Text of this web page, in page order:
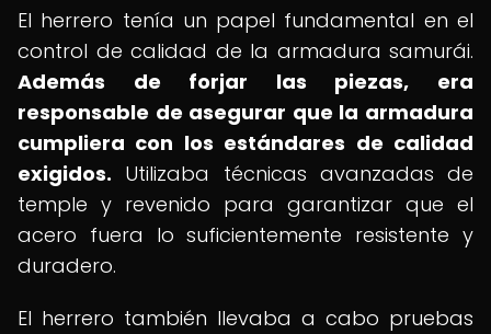
El herrero tenía un papel fundamental en el
control de calidad de la armadura samurái.
Además de forjar las piezas, era
responsable de asegurar que la armadura
cumpliera con los estándares de calidad
exigidos. Utilizaba técnicas avanzadas de
temple y revenido para garantizar que el
acero fuera lo suficientemente resistente y
duradero.
El herrero también llevaba a cabo pruebas